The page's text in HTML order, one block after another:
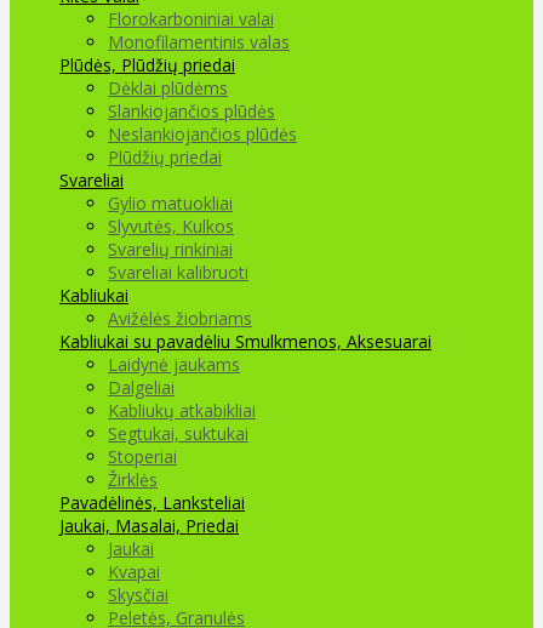
Florokarboniniai valai
Monofilamentinis valas
Plūdės, Plūdžių priedai
Dėklai plūdėms
Slankiojančios plūdės
Neslankiojančios plūdės
Plūdžių priedai
Svareliai
Gylio matuokliai
Slyvutės, Kulkos
Svarelių rinkiniai
Svareliai kalibruoti
Kabliukai
Avižėlės žiobriams
Kabliukai su pavadėliu Smulkmenos, Aksesuarai
Laidynė jaukams
Dalgeliai
Kabliukų atkabikliai
Segtukai, suktukai
Stoperiai
Žirklės
Pavadėlinės, Lanksteliai
Jaukai, Masalai, Priedai
Jaukai
Kvapai
Skysčiai
Peletės, Granulės